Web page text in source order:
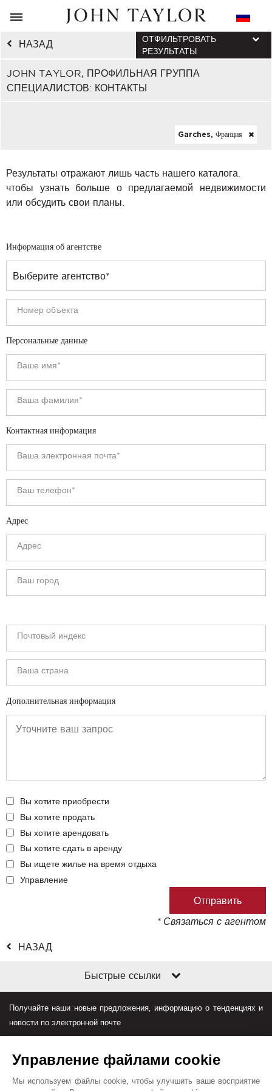
НАЗАД
JOHN TAYLOR, ПРОФИЛЬНАЯ ГРУППА
СПЕЦИАЛИСТОВ: КОНТАКТЫ
ОТФИЛЬТРОВАТЬ
РЕЗУЛЬТАТЫ
Garches, Франция
Результаты отражают лишь часть нашего каталога.
чтобы узнать больше о предлагаемой недвижимости
или обсудить свои планы.
Информация об агентстве
Персональные данные
Контактная информация
Адрес
Дополнительная информация
Вы хотите приобрести
Вы хотите продать
Вы хотите арендовать
Вы хотите сдать в аренду
Вы ищете жилье на время отдыха
Управление
* Связаться с агентом
НАЗАД
Быстрые ссылки
Получайте наши новые предложения, информацию о тенденциях и
новости по электронной почте
Управление файлами cookie
Мы используем файлы cookie, чтобы улучшить ваше восприятие